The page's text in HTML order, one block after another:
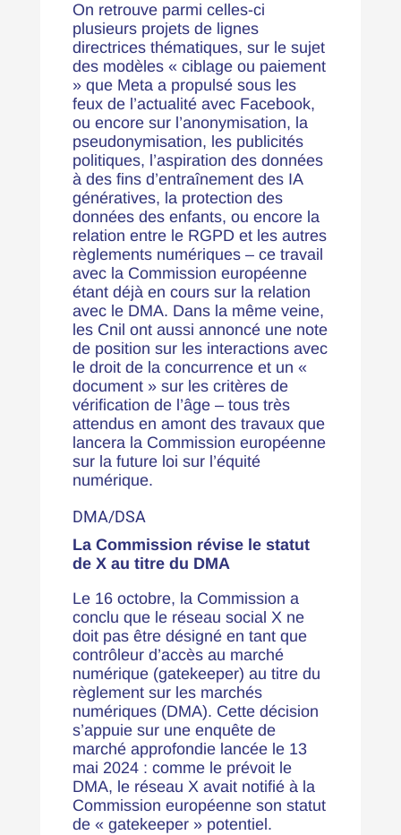
On retrouve parmi celles-ci
plusieurs projets de lignes
directrices thématiques, sur le sujet
des modèles « ciblage ou paiement
» que Meta a propulsé sous les
feux de l’actualité avec Facebook,
ou encore sur l’anonymisation, la
pseudonymisation, les publicités
politiques, l’aspiration des données
à des fins d’entraînement des IA
génératives, la protection des
données des enfants, ou encore la
relation entre le RGPD et les autres
règlements numériques – ce travail
avec la Commission européenne
étant déjà en cours sur la relation
avec le DMA. Dans la même veine,
les Cnil ont aussi annoncé une note
de position sur les interactions avec
le droit de la concurrence et un «
document » sur les critères de
vérification de l’âge – tous très
attendus en amont des travaux que
lancera la Commission européenne
sur la future loi sur l’équité
numérique.
DMA/DSA
La Commission révise le statut
de X au titre du DMA
Le 16 octobre, la Commission a
conclu que le réseau social X ne
doit pas être désigné en tant que
contrôleur d’accès au marché
numérique (gatekeeper) au titre du
règlement sur les marchés
numériques (DMA). Cette décision
s’appuie sur une enquête de
marché approfondie lancée le 13
mai 2024 : comme le prévoit le
DMA, le réseau X avait notifié à la
Commission européenne son statut
de « gatekeeper » potentiel.